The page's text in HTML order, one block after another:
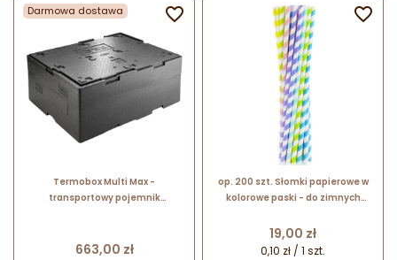
Darmowa dostawa
Termobox Multi Max -
transportowy pojemnik
4000249982 Thermohauser
Cena
663,00 zł

op. 200 szt. Słomki papierowe w
kolorowe paski - do zimnych
mm x dł. 252 mm - GoDan
Cena
19,00 zł
0,10 zł / 1 szt.
